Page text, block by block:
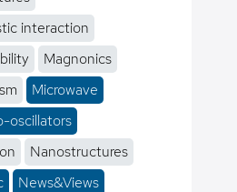
interaction
Magnonics
Microwave
oscillators
Nanostructures
News&Views